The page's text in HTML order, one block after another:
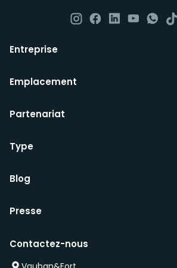
Nous ne sommes pas dans la mesure
à ceux qui souhaitent partager la
Tout ce dont vous avez besoin pour
fourchettes.
l’internet haut-débit et les services
communes, bien que vous devriez
Entreprise
Emplacement
Partenariat
Type
Blog
Presse
Contactez-nous